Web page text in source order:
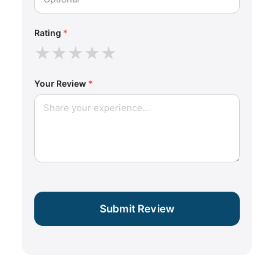
Rating *
★★★★★
Your Review *
Submit Review